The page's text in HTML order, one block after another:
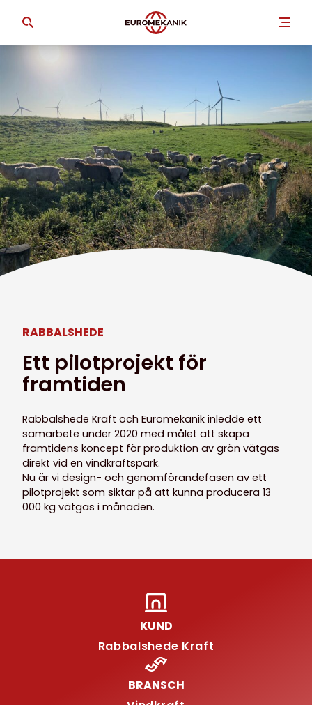
RABBALSHEDE
Ett pilotprojekt för
framtiden
Rabbalshede Kraft och Euromekanik inledde ett
samarbete under 2020 med målet att skapa
framtidens koncept för produktion av grön vätgas
direkt vid en vindkraftspark.
Nu är vi design- och genomförandefasen av ett
pilotprojekt som siktar på att kunna producera 13
000 kg vätgas i månaden.
KUND
Rabbalshede Kraft
BRANSCH